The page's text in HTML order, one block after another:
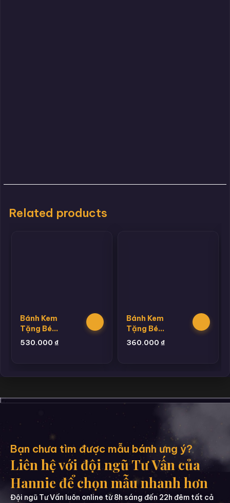
Related products
Bánh Kem
Tặng Bé
Trai
530.000 ₫
Bánh Kem
Tặng Bé
Trai
360.000 ₫
Bạn chưa tìm được mẫu bánh ưng ý?
Liên hệ với đội ngũ Tư Vấn của
Hannie để chọn mẫu nhanh hơn
Đội ngũ Tư Vấn luôn online từ 8h sáng đến 22h đêm tất cả